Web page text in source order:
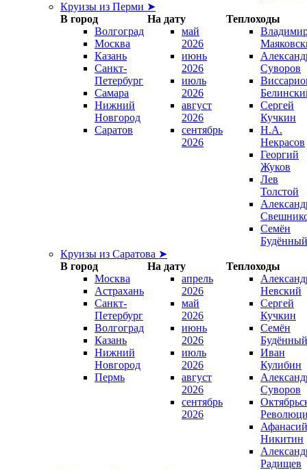
Круизы из Перми ➤
В город
На дату
Теплоходы
Волгоград
Москва
Казань
Санкт-
Петербург
Самара
Нижний
Новгород
Саратов
май
2026
июнь
2026
июль
2026
август
2026
сентябрь
2026
Суворов
Сергей
Кучкин
Н.А.
Некрасов
Георгий
Жуков
Лев
Толстой
Семён
Будённый
Круизы из Саратова ➤
В город
На дату
Теплоходы
Москва
Астрахань
Санкт-
Петербург
Волгоград
Казань
Нижний
Новгород
Пермь
апрель
2026
май
2026
июнь
2026
июль
2026
август
2026
сентябрь
2026
Невский
Сергей
Кучкин
Семён
Будённый
Иван
Кулибин
Суворов
Афанасий
Никитин
Радищев